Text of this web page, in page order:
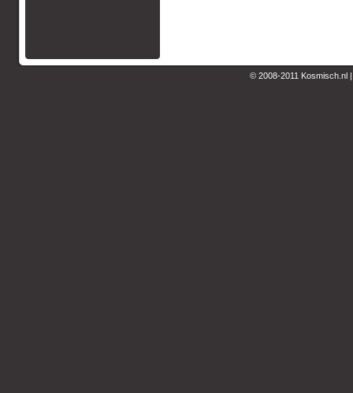
© 2008-2011 Kosmisch.nl